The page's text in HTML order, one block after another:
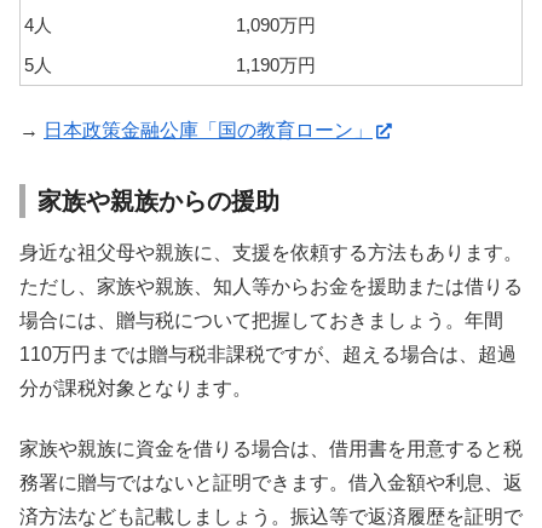
4人
1,090万円
5人
1,190万円
→ 日本政策金融公庫「国の教育ローン」
家族や親族からの援助
身近な祖父母や親族に、支援を依頼する方法もあります。
ただし、家族や親族、知人等からお金を援助または借りる
場合には、贈与税について把握しておきましょう。年間
110万円までは贈与税非課税ですが、超える場合は、超過
分が課税対象となります。
家族や親族に資金を借りる場合は、借用書を用意すると税
務署に贈与ではないと証明できます。借入金額や利息、返
済方法なども記載しましょう。振込等で返済履歴を証明で